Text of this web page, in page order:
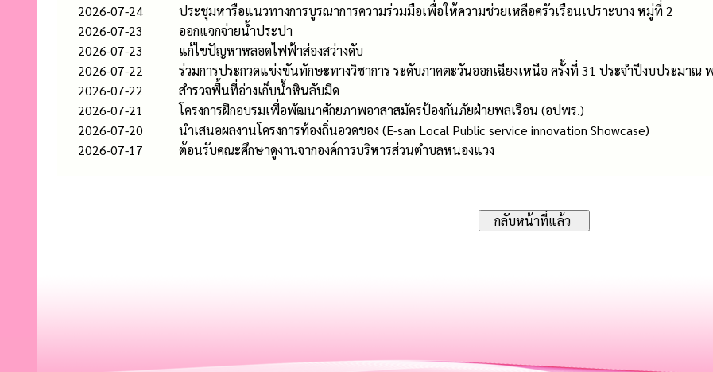
2026-07-24
ประชุมหารือแนวทางการบูรณาการความร่วมมือเพื่อให้ความช่วยเหลือครัวเรือนเปราะบาง หมู่ที่ 2
2026-07-23
ออกแจกจ่ายน้ำประปา
2026-07-23
แก้ไขปัญหาหลอดไฟฟ้าส่องสว่างดับ
2026-07-22
ร่วมการประกวดแข่งขันทักษะทางวิชาการ ระดับภาคตะวันออกเฉียงเหนือ ครั้งที่ 31 ประจำปีงบประมาณ
2026-07-22
สำรวจพื้นที่อ่างเก็บน้ำหินลับมีด
2026-07-21
โครงการฝึกอบรมเพื่อพัฒนาศักยภาพอาสาสมัครป้องกันภัยฝ่ายพลเรือน (อปพร.)
2026-07-20
นำเสนอผลงานโครงการท้องถิ่นอวดของ (E-san Local Public service innovation Showcase)
2026-07-17
ต้อนรับคณะศึกษาดูงานจากองค์การบริหารส่วนตำบลหนองแวง